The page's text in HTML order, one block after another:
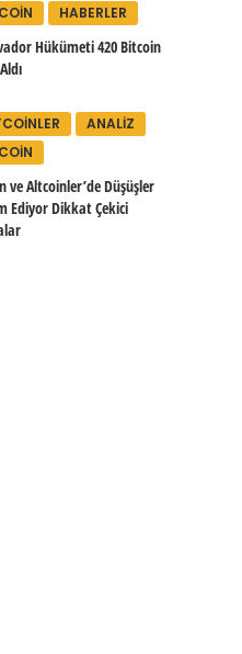
HABERLER
Hükümeti 420 Bitcoin
ANALIZ
ve Altcoinler’de Düşüşler
Ediyor Dikkat Çekici